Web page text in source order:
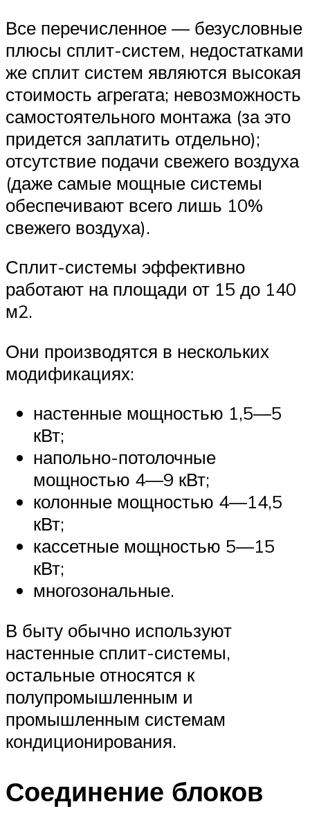
Все перечисленное — безусловные
плюсы сплит-систем, недостатками
же сплит систем являются высокая
стоимость агрегата; невозможность
самостоятельного монтажа (за это
придется заплатить отдельно);
отсутствие подачи свежего воздуха
(даже самые мощные системы
обеспечивают всего лишь 10%
свежего воздуха).
Сплит-системы эффективно
работают на площади от 15 до 140
м2.
Они производятся в нескольких
модификациях:
настенные мощностью 1,5—5
кВт;
напольно-потолочные
мощностью 4—9 кВт;
колонные мощностью 4—14,5
кВт;
кассетные мощностью 5—15
кВт;
многозональные.
В быту обычно используют
настенные сплит-системы,
остальные относятся к
полупромышленным и
промышленным системам
кондиционирования.
Соединение блоков